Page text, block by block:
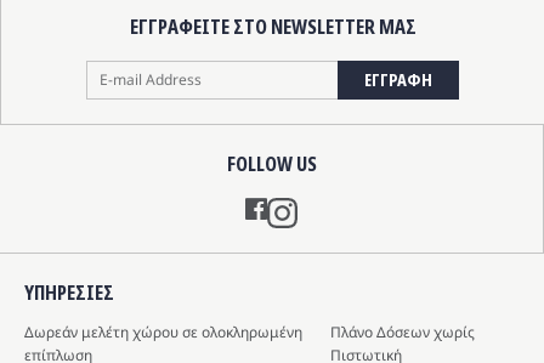
FOLLOW US
Instagram
ΕΓΓΡΑΦΕΙΤΕ ΣΤΟ NEWSLETTER ΜΑΣ
ΕΓΓΡΑΦΗ
ΥΠΗΡΕΣIΕΣ
Δωρεάν μελέτη χώρου σε ολοκληρωμένη
επίπλωση
Πλάνο Δόσεων χωρίς
Πιστωτική